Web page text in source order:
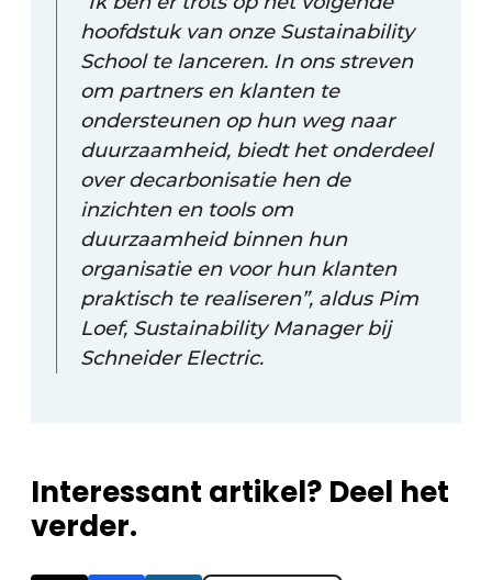
hoofdstuk van onze Sustainability
School te lanceren. In ons streven
om partners en klanten te
ondersteunen op hun weg naar
duurzaamheid, biedt het onderdeel
over decarbonisatie hen de
inzichten en tools om
duurzaamheid binnen hun
organisatie en voor hun klanten
praktisch te realiseren”, aldus Pim
Loef, Sustainability Manager bij
Schneider Electric.
Interessant artikel? Deel het
verder.